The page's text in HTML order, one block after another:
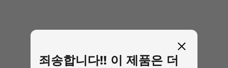
죄송합니다!! 이 제품은 더